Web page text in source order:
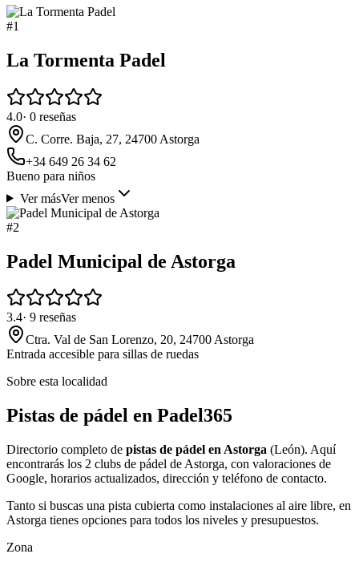
#1
La Tormenta Padel
4.0· 0 reseñas
C. Corre. Baja, 27, 24700 Astorga
+34 649 26 34 62
Bueno para niños
Ver másVer menos
#2
Padel Municipal de Astorga
3.4· 9 reseñas
Ctra. Val de San Lorenzo, 20, 24700 Astorga
Entrada accesible para sillas de ruedas
Sobre esta localidad
Pistas de pádel en Padel365
Directorio completo de pistas de pádel en Astorga (León). Aquí
encontrarás los 2 clubs de pádel de Astorga, con valoraciones de
Google, horarios actualizados, dirección y teléfono de contacto.
Tanto si buscas una pista cubierta como instalaciones al aire libre, en
Astorga tienes opciones para todos los niveles y presupuestos.
Zona